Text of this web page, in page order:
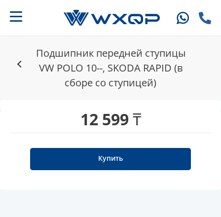
Подшипник передней ступицы
VW POLO 10--, SKODA RAPID (в
сборе со ступицей)
12 599 ₸
Купить